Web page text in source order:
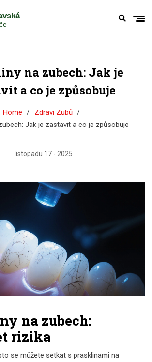
na zubech: Jak je
a co je způsobuje
Home
Zdraví Zubů
Jak je zastavit a co je způsobuje
listopadu 17 - 2025
na zubech:
rizika
se můžete setkat s prasklinami na